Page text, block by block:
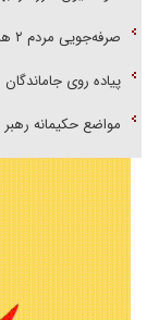
صرفه‌جویی مردم ۲ هزار مگاوات برق تولید کرد
پیاده روی
مواضع حکیمانه